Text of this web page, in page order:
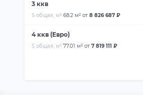
3 ккв
S общая, м² 68.2 м² от 8 826 687 ₽
4 ккв (Евро)
S общая, м² 77.01 м² от 7 819 111 ₽